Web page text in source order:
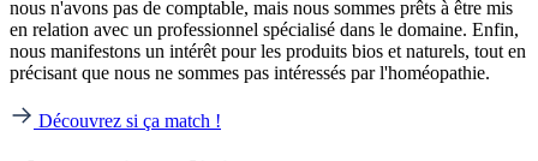
nous n'avons pas de comptable, mais nous sommes prêts à être mis
en relation avec un professionnel spécialisé dans le domaine. Enfin,
nous manifestons un intérêt pour les produits bios et naturels, tout en
précisant que nous ne sommes pas intéressés par l'homéopathie.
Découvrez si ça match !